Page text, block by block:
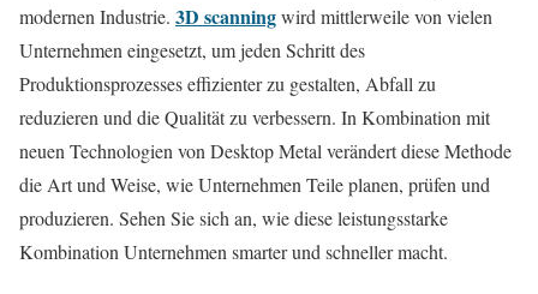
modernen Industrie. 3D scanningwird mittlerweile von vielen
Unternehmen eingesetzt, um jeden Schritt des
Produktionsprozesses effizienter zu gestalten, Abfall zu
reduzieren und die Qualität zu verbessern. In Kombination mit
neuen Technologien von Desktop Metal verändert diese Methode
die Art und Weise, wie Unternehmen Teile planen, prüfen und
produzieren. Sehen Sie sich an, wie diese leistungsstarke
Kombination Unternehmen smarter und schneller macht.